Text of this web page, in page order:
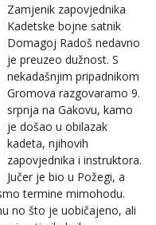
Zamjenik zapovjednika
Kadetske bojne satnik
Domagoj Radoš nedavno
je preuzeo dužnost. S
nekadašnjim pripadnikom
Gromova razgovaramo 9.
srpnja na Gakovu, kamo
je došao u obilazak
kadeta, njihovih
zapovjednika i instruktora.
Jučer je bio u Požegi, a
termine mimohodu.
no što je uobičajeno, ali